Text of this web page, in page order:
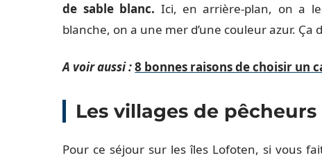
de sable blanc. Ici, en arrière-plan, on a
blanche, on a une mer d’une couleur azur. Ça
A voir aussi :8 bonnes raisons de choisir un
Les villages de pêcheurs
Pour ce séjour sur les îles Lofoten, si vous